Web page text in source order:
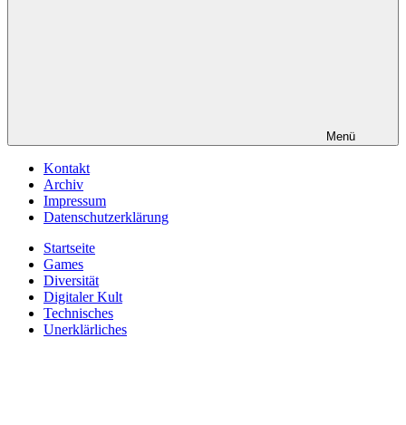
Menü
Kontakt
Archiv
Impressum
Datenschutzerklärung
Startseite
Games
Diversität
Digitaler Kult
Technisches
Unerklärliches